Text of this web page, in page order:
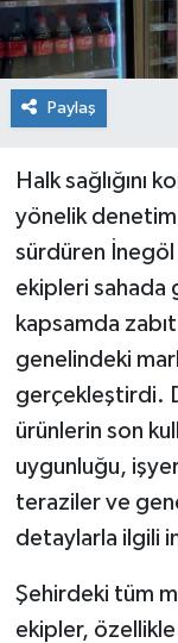
Paylaş
Halk sağlığını
yönelik
sürdüren
ekipleri sahada
kapsamda
genelindeki
gerçekleştirdi.
ürünlerin son
uygunluğu,
teraziler ve
detaylarla ilgili
Şehirdeki tüm
ekipler,